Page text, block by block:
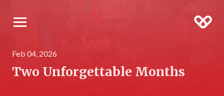
Feb 04, 2026
Two Unforgettable Months